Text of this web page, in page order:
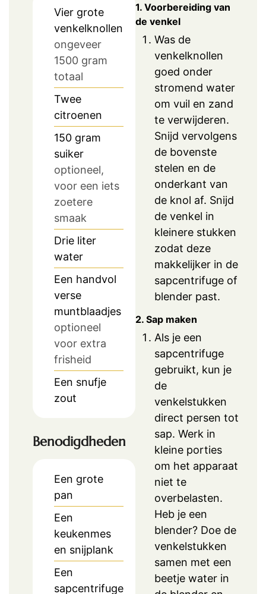
Vier grote
venkelknollen
ongeveer
1500 gram
totaal
Twee
citroenen
150 gram
suiker
optioneel,
voor een iets
zoetere
smaak
Drie liter
water
Een handvol
verse
muntblaadjes
optioneel
voor extra
frisheid
Een snufje
zout
Benodigdheden
Een grote
pan
Een
keukenmes
en snijplank
Een
sapcentrifuge
1. Voorbereiding van
de venkel
Was de
venkelknollen
goed onder
stromend water
om vuil en zand
te verwijderen.
Snijd vervolgens
de bovenste
stelen en de
onderkant van
de knol af. Snijd
de venkel in
kleinere stukken
zodat deze
makkelijker in de
sapcentrifuge of
blender past.
2. Sap maken
Als je een
sapcentrifuge
gebruikt, kun je
de
venkelstukken
direct persen tot
sap. Werk in
kleine porties
om het apparaat
niet te
overbelasten.
Heb je een
blender? Doe de
venkelstukken
samen met een
beetje water in